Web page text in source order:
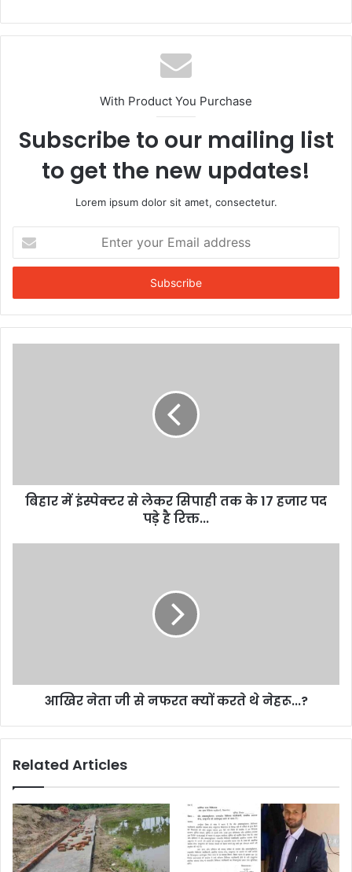
With Product You Purchase
Subscribe to our mailing list
to get the new updates!
Lorem ipsum dolor sit amet, consectetur.
your
Email
बिहार में इंस्पेक्टर से लेकर सिपाही तक के 17 हजार पद
पड़े है रिक्त...
आखिर नेता जी से नफरत क्यों करते थे नेहरू...?
Related Articles